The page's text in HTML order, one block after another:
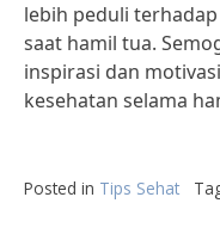
lebih peduli
saat hamil tua.
inspirasi dan
kesehatan selama
Posted in Tips Sehat